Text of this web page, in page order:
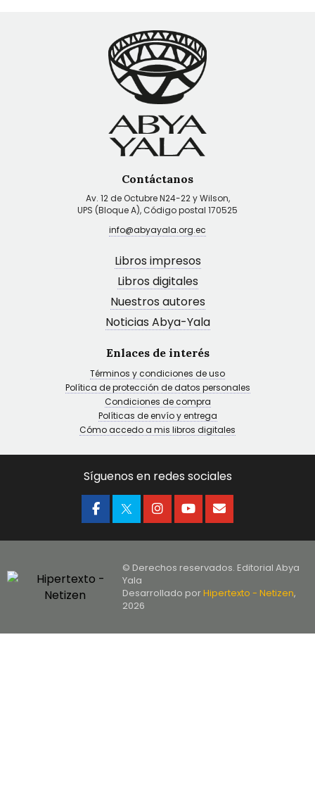
Contáctanos
Av. 12 de Octubre N24-22 y Wilson,
UPS (Bloque A), Código postal 170525
info@abyayala.org.ec
Libros impresos
Libros digitales
Nuestros autores
Noticias Abya-Yala
Enlaces de interés
Términos y condiciones de uso
Política de protección de datos personales
Condiciones de compra
Políticas de envío y entrega
Cómo accedo a mis libros digitales
Síguenos en redes sociales
© Derechos reservados. Editorial Abya
Yala
Desarrollado porHipertexto - Netizen,
2026